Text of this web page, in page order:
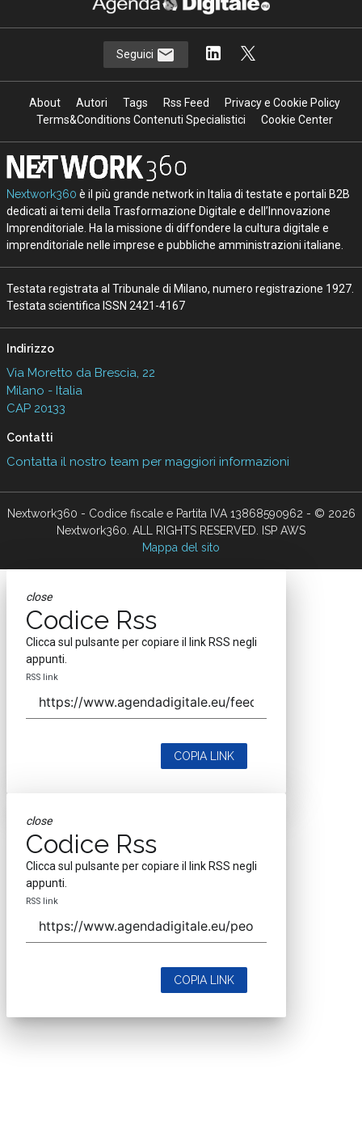
Seguici
About Autori Tags Rss Feed
Privacy e Cookie Policy
Terms&Conditions Contenuti Specialistici
Cookie Center
Nextwork360 è il più grande network in Italia di testate e portali B2B
dedicati ai temi della Trasformazione Digitale e dell’Innovazione
Imprenditoriale. Ha la missione di diffondere la cultura digitale e
imprenditoriale nelle imprese e pubbliche amministrazioni italiane.
Testata registrata al Tribunale di Milano, numero registrazione 1927.
Testata scientifica ISSN 2421-4167
Indirizzo
Via Moretto da Brescia, 22
Milano - Italia
CAP 20133
Contatti
Contatta il nostro team per maggiori informazioni
Nextwork360 - Codice fiscale e Partita IVA 13868590962 - © 2026
Nextwork360. ALL RIGHTS RESERVED. ISP AWS
Mappa del sito
close
Codice Rss
Clicca sul pulsante per copiare il link RSS negli
appunti.
RSS link
COPIA LINK
close
Codice Rss
Clicca sul pulsante per copiare il link RSS negli
appunti.
RSS link
COPIA LINK